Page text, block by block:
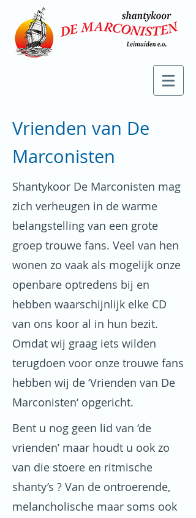
Vrienden van De
Marconisten
Shantykoor De Marconisten mag
zich verheugen in de warme
belangstelling van een grote
groep trouwe fans. Veel van hen
wonen zo vaak als mogelijk onze
openbare optredens bij en
hebben waarschijnlijk elke CD
van ons koor al in hun bezit.
Omdat wij graag iets wilden
terugdoen voor onze trouwe fans
hebben wij de ‘Vrienden van De
Marconisten‘ opgericht.
Bent u nog geen lid van ‘de
vrienden’ maar houdt u ook zo
van die stoere en ritmische
shanty’s ? Van de ontroerende,
melancholische maar soms ook